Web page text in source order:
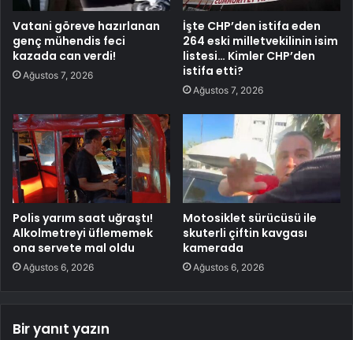
Vatani göreve hazırlanan
genç mühendis feci
kazada can verdi!
Ağustos 7, 2026
İşte CHP’den istifa eden
264 eski milletvekilinin isim
listesi… Kimler CHP’den
istifa etti?
Ağustos 7, 2026
Polis yarım saat uğraştı!
Alkolmetreyi üflememek
ona servete mal oldu
Ağustos 6, 2026
Motosiklet sürücüsü ile
skuterli çiftin kavgası
kamerada
Ağustos 6, 2026
Bir yanıt yazın